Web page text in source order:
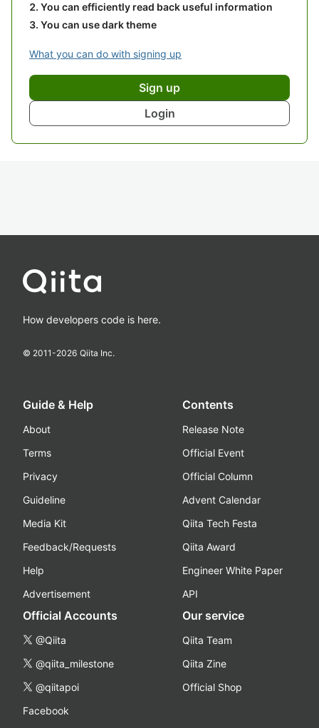
You can efficiently read back useful information
You can use dark theme
What you can do with signing up
Sign up
Login
How developers code is here.
© 2011-2026 Qiita Inc.
Guide & Help
About
Terms
Privacy
Guideline
Media Kit
Feedback/Requests
Help
Advertisement
Contents
Release Note
Official Event
Official Column
Advent Calendar
Qiita Tech Festa
Qiita Award
Engineer White Paper
API
Official Accounts
@Qiita
@qiita_milestone
@qiitapoi
Facebook
Our service
Qiita Team
Qiita Zine
Official Shop